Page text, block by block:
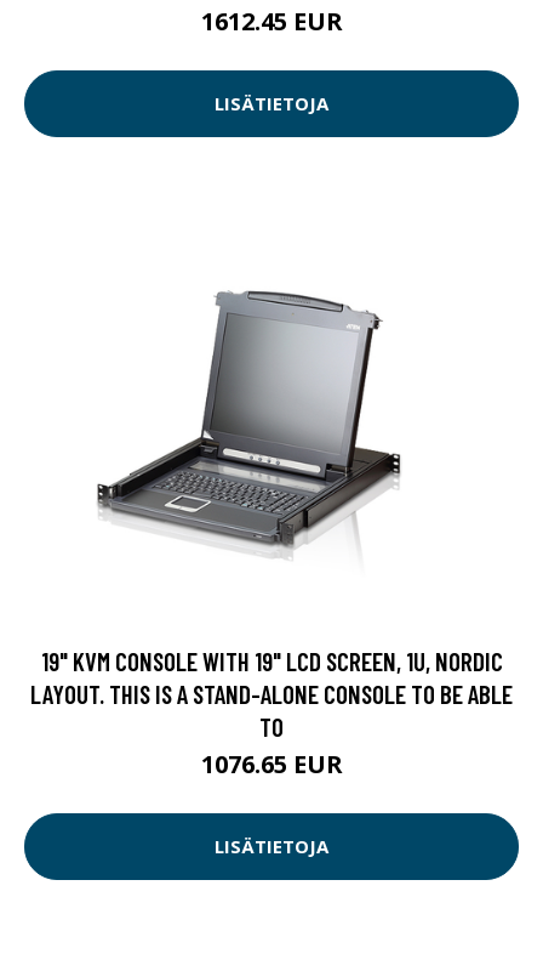
1612.45 EUR
LISÄTIETOJA
19" KVM CONSOLE WITH 19" LCD SCREEN, 1U, NORDIC
LAYOUT. THIS IS A STAND-ALONE CONSOLE TO BE ABLE
TO
1076.65 EUR
LISÄTIETOJA